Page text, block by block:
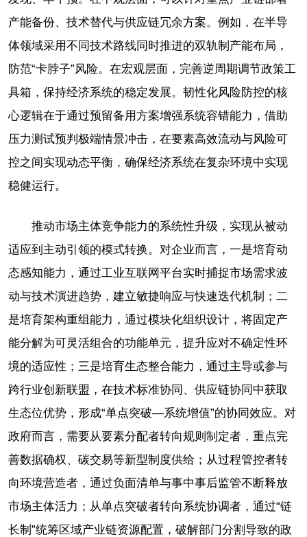
产能备份、技术替代与供应链冗余方案。例如，在半导
体领域采用不同技术路线同时推进的双轨制产能布局，
防范“卡脖子”风险。在宏观层面，完善逆周期调节政策工
具箱，保持经济系统的稳定发展。韧性化风险防控的核
心逻辑在于通过预留备用方案增强系统容错能力，借助
压力测试预判极端情景冲击，在要素高效流动与风险可
控之间实现动态平衡，确保经济系统在复杂环境中实现
稳健运行。
推动市场主体竞争能力的系统性升级，实现从被动
适应到主动引领的模式转换。对企业而言，一是培育动
态感知能力，通过工业互联网平台实时捕捉市场需求波
动与技术演进趋势，建立敏捷响应与快速迭代机制；二
是培育架构重组能力，通过模块化组织设计，将固定产
能分解为可灵活组合的功能单元，提升应对不确定性环
境的适应性；三是培育生态整合能力，通过主导或参与
跨行业创新联盟，在技术标准协同、供应链协同中获取
生态位优势，形成“单点突破—系统增值”的协同效应。对
政府而言，需要从要素分配者转向规则制定者，重点完
善数据确权、碳交易等新型制度供给；从过程管控者转
向环境营造者，通过负面清单与事中事后监管不断释放
市场主体活力；从单点突破者转向系统协调者，通过“链
长制”统筹区域产业链资源配置，破解部门分割导致的政